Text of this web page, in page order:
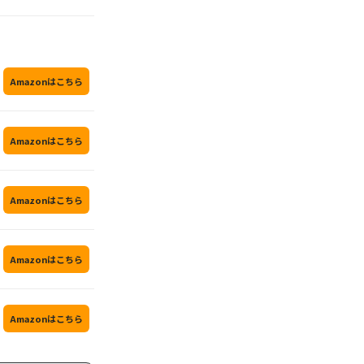
Amazonはこちら
Amazonはこちら
Amazonはこちら
Amazonはこちら
Amazonはこちら